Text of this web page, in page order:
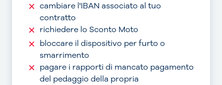
cambiare l'IBAN associato al tuo
contratto
richiedere lo Sconto Moto
bloccare il dispositivo per furto o
smarrimento
pagare i rapporti di mancato pagamento
del pedaggio della propria